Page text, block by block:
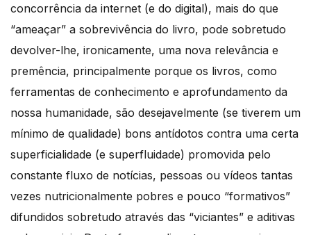
concorrência da internet (e do digital), mais do que
“ameaçar” a sobrevivência do livro, pode sobretudo
devolver-lhe, ironicamente, uma nova relevância e
premência, principalmente porque os livros, como
ferramentas de conhecimento e aprofundamento da
nossa humanidade, são desejavelmente (se tiverem um
mínimo de qualidade) bons antídotos contra uma certa
superficialidade (e superfluidade) promovida pelo
constante fluxo de notícias, pessoas ou vídeos tantas
vezes nutricionalmente pobres e pouco “formativos”
difundidos sobretudo através das “viciantes” e aditivas